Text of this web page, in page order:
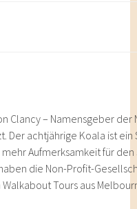
Clancy – Namensgeber
Der achtjährige Koala ist
mehr Aufmerksamkeit für
die Non-Profit-
Tours aus